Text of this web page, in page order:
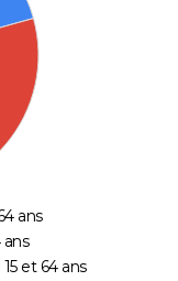
ans
ans
et 64 ans